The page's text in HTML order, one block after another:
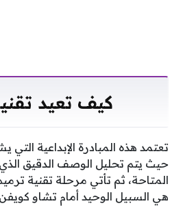
كيف تعيد
تعتمد هذه المبادرة الإبداعية
حيث يتم تحليل الوصف الدقيق الذي
المتاحة، ثم تأتي مرحلة تقنية
هي السبيل الوحيد أمام تشاو